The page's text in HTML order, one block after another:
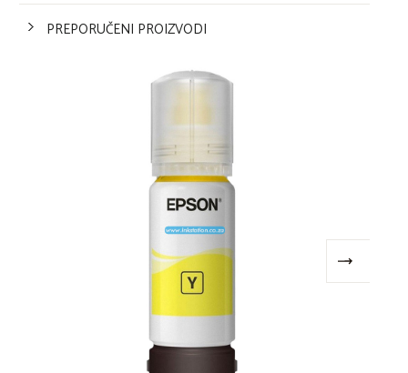
PREPORUČENI PROIZVODI